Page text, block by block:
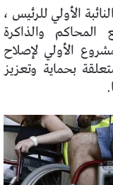
الأولي للرئيس ،
والذاكرة
الأولي لإصلاح
بحماية وتعزيز